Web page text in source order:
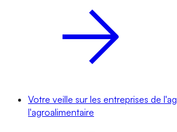
Votre veille sur les entreprises de
l'agroalimentaire